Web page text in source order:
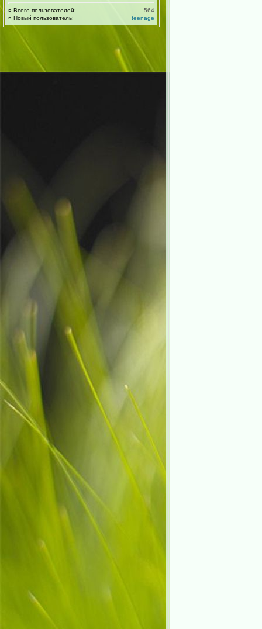
¤ Всего пользователей:
564
¤ Новый пользователь: teenage